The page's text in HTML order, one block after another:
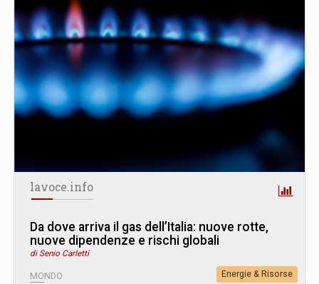
lavoce.info
Da dove arriva il gas dell’Italia: nuove rotte,
nuove dipendenze e rischi globali
di Senio Carletti
MONDO Energie & Risorse